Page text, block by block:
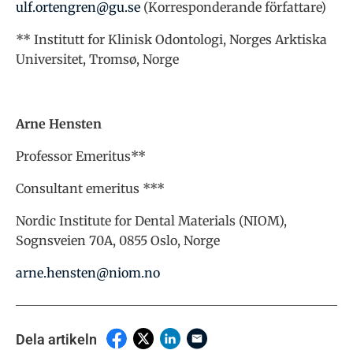
ulf.ortengren@gu.se (Korresponderande författare)
** Institutt for Klinisk Odontologi, Norges Arktiska
Universitet, Tromsø, Norge
Arne Hensten
Professor Emeritus**
Consultant emeritus ***
Nordic Institute for Dental Materials (NIOM),
Sognsveien 70A, 0855 Oslo, Norge
arne.hensten@niom.no
Dela artikeln